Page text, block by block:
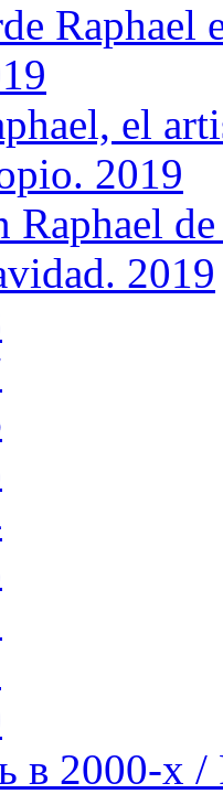
Raphael
el
2019
Raphael
2019
в 2000-х /